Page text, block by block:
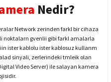
Nedir?
Network zerinden farkl bir cihaza
noktalarn gvenlii gibi farkl amalarla
ister kablolu ister kablosuz kullanm
sinyali, zerlerindeki tmleik olan
Video Server) ile salayan kamera